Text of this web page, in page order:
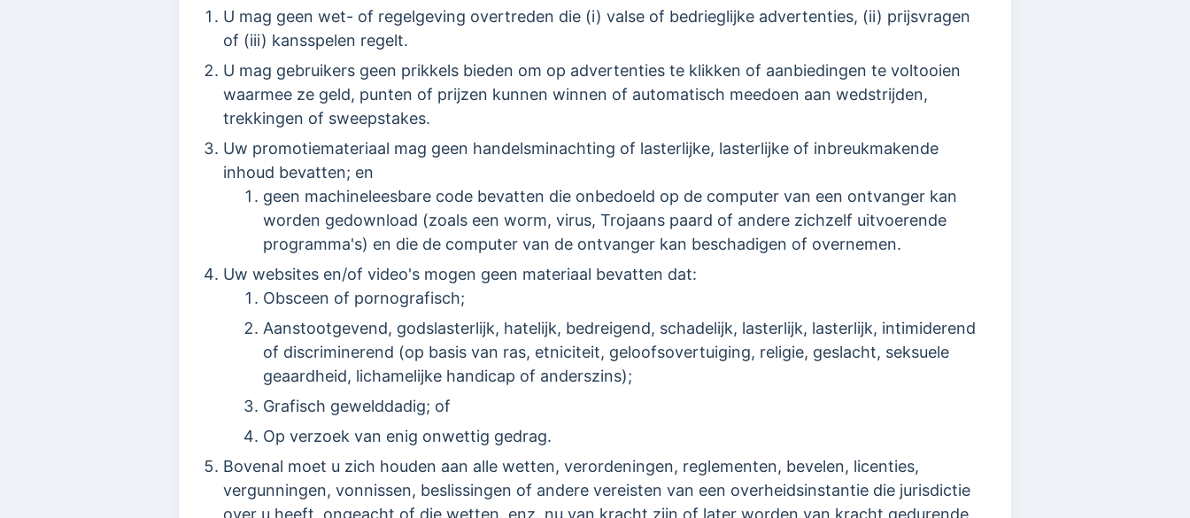
U mag geen wet- of regelgeving overtreden die (i) valse of bedrieglijke advertenties, (ii) prijsvragen
of (iii) kansspelen regelt.
U mag gebruikers geen prikkels bieden om op advertenties te klikken of aanbiedingen te voltooien
waarmee ze geld, punten of prijzen kunnen winnen of automatisch meedoen aan wedstrijden,
trekkingen of sweepstakes.
Uw promotiemateriaal mag geen handelsminachting of lasterlijke, lasterlijke of inbreukmakende
inhoud bevatten; en
geen machineleesbare code bevatten die onbedoeld op de computer van een ontvanger kan
worden gedownload (zoals een worm, virus, Trojaans paard of andere zichzelf uitvoerende
programma's) en die de computer van de ontvanger kan beschadigen of overnemen.
Uw websites en/of video's mogen geen materiaal bevatten dat:
Obsceen of pornografisch;
Aanstootgevend, godslasterlijk, hatelijk, bedreigend, schadelijk, lasterlijk, lasterlijk, intimiderend
of discriminerend (op basis van ras, etniciteit, geloofsovertuiging, religie, geslacht, seksuele
geaardheid, lichamelijke handicap of anderszins);
Grafisch gewelddadig; of
Op verzoek van enig onwettig gedrag.
Bovenal moet u zich houden aan alle wetten, verordeningen, reglementen, bevelen, licenties,
vergunningen, vonnissen, beslissingen of andere vereisten van een overheidsinstantie die jurisdictie
over u heeft, ongeacht of die wetten, enz. nu van kracht zijn of later worden van kracht gedurende